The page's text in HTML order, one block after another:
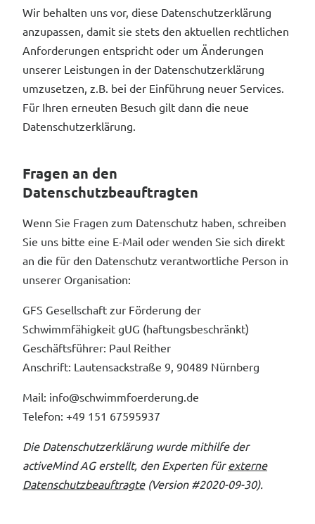
Wir behalten uns vor, diese Datenschutzerklärung
anzupassen, damit sie stets den aktuellen rechtlichen
Anforderungen entspricht oder um Änderungen
unserer Leistungen in der Datenschutzerklärung
umzusetzen, z.B. bei der Einführung neuer Services.
Für Ihren erneuten Besuch gilt dann die neue
Datenschutzerklärung.
Fragen an den
Datenschutzbeauftragten
Wenn Sie Fragen zum Datenschutz haben, schreiben
Sie uns bitte eine E-Mail oder wenden Sie sich direkt
an die für den Datenschutz verantwortliche Person in
unserer Organisation:
GFS Gesellschaft zur Förderung der
Schwimmfähigkeit gUG (haftungsbeschränkt)
Geschäftsführer: Paul Reither
Anschrift: Lautensackstraße 9, 90489 Nürnberg
Mail: info@schwimmfoerderung.de
Telefon: +49 151 67595937
Die Datenschutzerklärung wurde mithilfe der
activeMind AG erstellt, den Experten fürexterne
Datenschutzbeauftragte(Version #2020-09-30).